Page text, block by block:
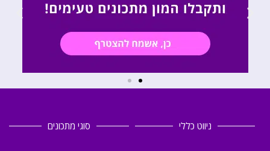
ניווט כללי סוגי מתכונים